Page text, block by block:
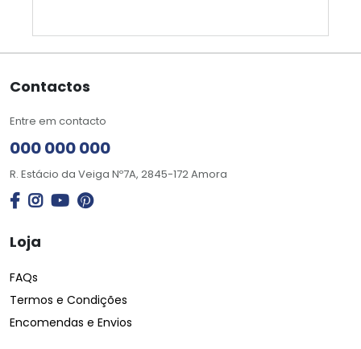
Contactos
Entre em contacto
000 000 000
R. Estácio da Veiga Nº7A, 2845-172 Amora
Loja
FAQs
Termos e Condições
Encomendas e Envios